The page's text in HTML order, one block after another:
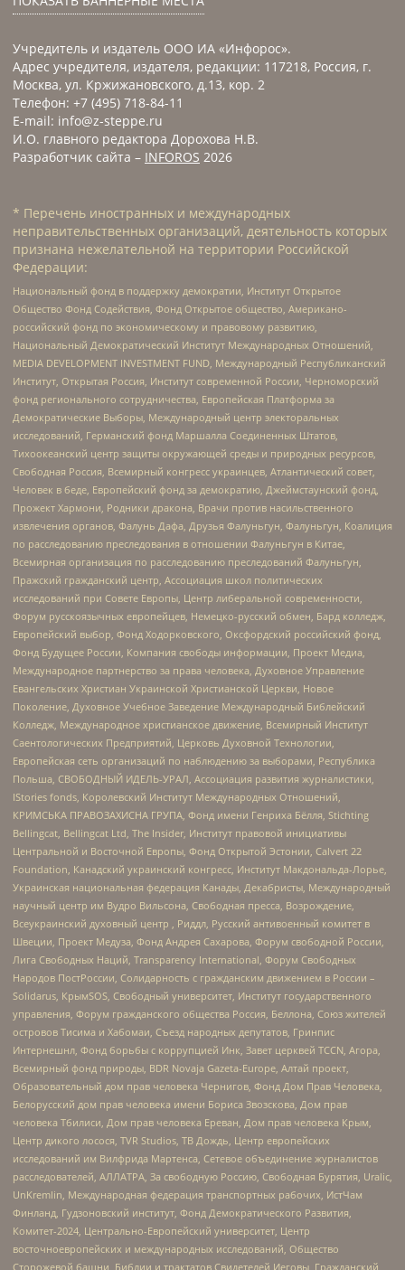
Учредитель и издатель ООО ИА «Инфорос».
Адрес учредителя, издателя, редакции: 117218, Россия, г.
Москва, ул. Кржижановского, д.13, кор. 2
Телефон: +7 (495) 718-84-11
E-mail: info@z-steppe.ru
И.О. главного редактора Дорохова Н.В.
Разработчик сайта – INFOROS 2026
* Перечень иностранных и международных
неправительственных организаций, деятельность которых
признана нежелательной на территории Российской
Федерации:
Национальный фонд в поддержку демократии, Институт Открытое
Общество Фонд Содействия, Фонд Открытое общество, Американо-
российский фонд по экономическому и правовому развитию,
Национальный Демократический Институт Международных Отношений,
MEDIA DEVELOPMENT INVESTMENT FUND, Международный Республиканский
Институт, Открытая Россия, Институт современной России, Черноморский
фонд регионального сотрудничества, Европейская Платформа за
Демократические Выборы, Международный центр электоральных
исследований, Германский фонд Маршалла Соединенных Штатов,
Тихоокеанский центр защиты окружающей среды и природных ресурсов,
Свободная Россия, Всемирный конгресс украинцев, Атлантический совет,
Человек в беде, Европейский фонд за демократию, Джеймстаунский фонд,
Прожект Хармони, Родники дракона, Врачи против насильственного
извлечения органов, Фалунь Дафа, Друзья Фалуньгун, Фалуньгун, Коалиция
по расследованию преследования в отношении Фалуньгун в Китае,
Всемирная организация по расследованию преследований Фалуньгун,
Пражский гражданский центр, Ассоциация школ политических
исследований при Совете Европы, Центр либеральной современности,
Форум русскоязычных европейцев, Немецко-русский обмен, Бард колледж,
Европейский выбор, Фонд Ходорковского, Оксфордский российский фонд,
Фонд Будущее России, Компания свободы информации, Проект Медиа,
Международное партнерство за права человека, Духовное Управление
Евангельских Христиан Украинской Христианской Церкви, Новое
Поколение, Духовное Учебное Заведение Международный Библейский
Колледж, Международное христианское движение, Всемирный Институт
Саентологических Предприятий, Церковь Духовной Технологии,
Европейская сеть организаций по наблюдению за выборами, Республика
Польша, СВОБОДНЫЙ ИДЕЛЬ-УРАЛ, Ассоциация развития журналистики,
IStories fonds, Королевский Институт Международных Отношений,
КРИМСЬКА ПРАВОЗАХИСНА ГРУПА, Фонд имени Генриха Бёлля, Stichting
Bellingcat, Bellingcat Ltd, The Insider, Институт правовой инициативы
Центральной и Восточной Европы, Фонд Открытой Эстонии, Calvert 22
Foundation, Канадский украинский конгресс, Институт Макдональда-Лорье,
Украинская национальная федерация Канады, Декабристы, Международный
научный центр им Вудро Вильсона, Свободная пресса, Возрождение,
Всеукраинский духовный центр , Риддл, Русский антивоенный комитет в
Швеции, Проект Медуза, Фонд Андрея Сахарова, Форум свободной России,
Лига Свободных Наций, Transparеncy International, Форум Свободных
Народов ПостРоссии, Солидарность с гражданским движением в России –
Solidarus, КрымSOS, Свободный университет, Институт государственного
управления, Форум гражданского общества Россия, Беллона, Союз жителей
островов Тисима и Хабомаи, Съезд народных депутатов, Гринпис
Интернешнл, Фонд борьбы с коррупцией Инк, Завет церквей TCCN, Агора,
Всемирный фонд природы, BDR Novaja Gazeta-Europe, Алтай проект,
Образовательный дом прав человека Чернигов, Фонд Дом Прав Человека,
Белорусский дом прав человека имени Бориса Звозскова, Дом прав
человека Тбилиси, Дом прав человека Ереван, Дом прав человека Крым,
Центр дикого лосося, TVR Studios, ТВ Дождь, Центр европейских
исследований им Вилфрида Мартенса, Сетевое объединение журналистов
расследователей, АЛЛАТРА, За свободную Россию, Свободная Бурятия, Uralic,
UnKremlin, Международная федерация транспортных рабочих, ИстЧам
Финланд, Гудзоновский институт, Фонд Демократического Развития,
Комитет-2024, Центрально-Европейский университет, Центр
восточноевропейских и международных исследований, Общество
Сторожевой башни, Библии и трактатов Свидетелей Иеговы, Гражданский